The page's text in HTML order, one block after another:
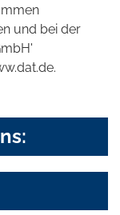
und bei der